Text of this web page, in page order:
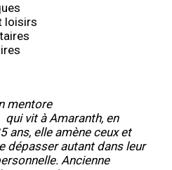
loisirs
mentore
vit à Amaranth, en
ans, elle amène ceux et
dépasser autant dans leur
Ancienne